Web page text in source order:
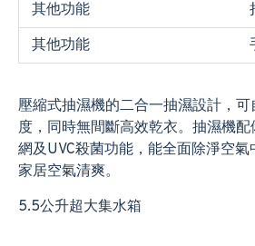
其他功能
其他功能
壓縮式抽濕機的二合一抽濕設計，
度，同時無間斷高效乾衣。抽濕機
網及UVC殺菌功能，能全面除淨空
家居空氣清爽。
5.5公升超大集水箱